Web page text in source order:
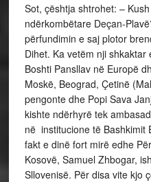
Sot, çështja shtrohet: –
ndërkombëtare Deçan-
përfundimin e saj plotor
Dihet. Ka vetëm nji
Boshti Pansllav në Europë
Moskë, Beograd, Çetinë
pengonte dhe Popi Sava
kishte ndërhyrë tek
në institucione të Bashkimit
fakt e dinë fort mirë edhe
Kosovë, Samuel Zhbogar,
Sllovenisë. Për disa vite kjo